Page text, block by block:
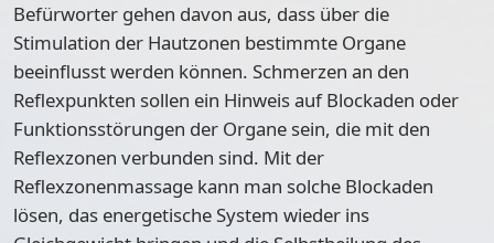
Befürworter gehen davon aus, dass über die
Stimulation der Hautzonen bestimmte Organe
beeinflusst werden können. Schmerzen an den
Reflexpunkten sollen ein Hinweis auf Blockaden oder
Funktionsstörungen der Organe sein, die mit den
Reflexzonen verbunden sind. Mit der
Reflexzonenmassage kann man solche Blockaden
lösen, das energetische System wieder ins